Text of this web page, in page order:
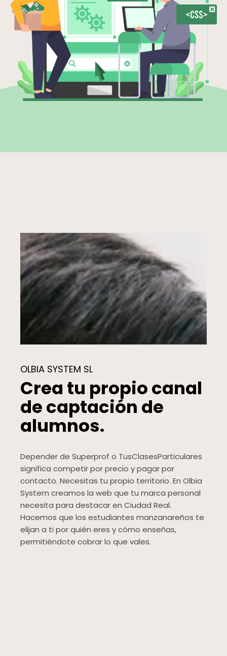
OLBIA SYSTEM SL
Crea tu propio canal
de captación de
alumnos.
Depender de Superprof o TusClasesParticulares
significa competir por precio y pagar por
contacto. Necesitas tu propio territorio. En Olbia
System creamos la web que tu marca personal
necesita para destacar en Ciudad Real.
Hacemos que los estudiantes manzanareños te
elijan a ti por quién eres y cómo enseñas,
permitiéndote cobrar lo que vales.